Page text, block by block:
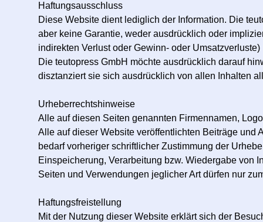
Haftungsausschluss
Diese Website dient lediglich der Information. Die
aber keine Garantie, weder ausdrücklich oder
indirekten Verlust oder Gewinn- oder
Die teutopress GmbH möchte ausdrücklich darauf
disztanziert sie sich ausdrücklich von allen Inhalten
Urheberrechtshinweise
Alle auf diesen Seiten genannten Firmennamen,
Alle auf dieser Website veröffentlichten Beiträge und
bedarf vorheriger schriftlicher Zustimmung der
Einspeicherung, Verarbeitung bzw. Wiedergabe von
Seiten und Verwendungen jeglicher Art dürfen nur
Haftungsfreistellung
Mit der Nutzung dieser Website erklärt sich der